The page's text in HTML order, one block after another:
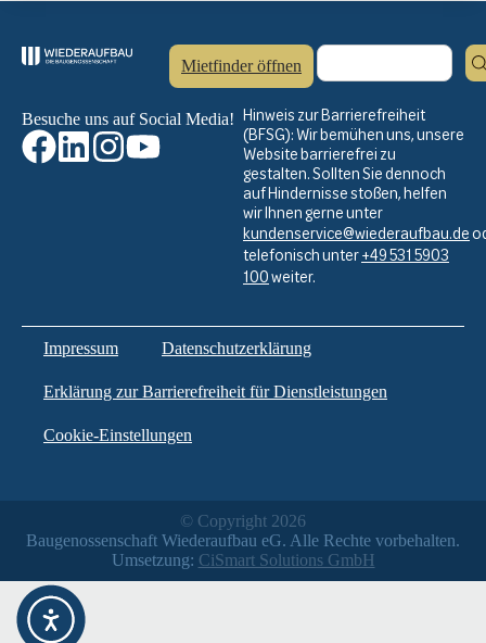
Mietfinder öffnen
Besuche uns auf Social Media! Hinweis zur Barrierefreiheit
(BFSG): Wir bemühen uns, unsere
Website barrierefrei zu
gestalten. Sollten Sie dennoch
auf Hindernisse stoßen, helfen
wir Ihnen gerne unter
kundenservice@wiederaufbau.de
telefonisch unter+49 531 5903
100weiter.
Impressum Datenschutzerklärung
Erklärung zur Barrierefreiheit für Dienstleistungen
Cookie-Einstellungen
© Copyright 2026
Baugenossenschaft Wiederaufbau eG. Alle Rechte vorbehalten.
Umsetzung: CiSmart Solutions GmbH
Weitere Informationen über den gesperrten Inhalt.